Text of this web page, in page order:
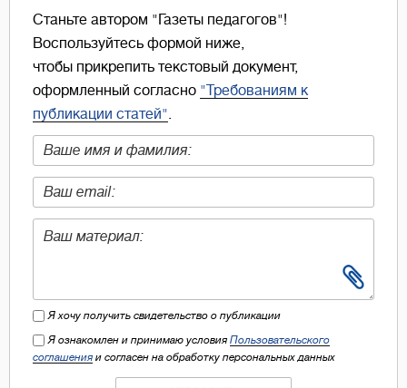
Станьте автором "Газеты педагогов"!
Воспользуйтесь формой ниже,
чтобы прикрепить текстовый документ,
оформленный согласно "Требованиям к
публикации статей".
Я хочу получить свидетельство о публикации
Я ознакомлен и принимаю условия Пользовательского
соглашения и согласен на обработку персональных данных